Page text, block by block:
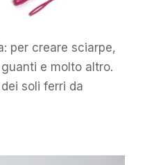
per creare sciarpe,
e molto altro.
soli ferri da